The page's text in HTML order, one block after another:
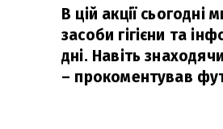
В цій акції
засоби гігієни та
дні. Навіть
– прокоментував